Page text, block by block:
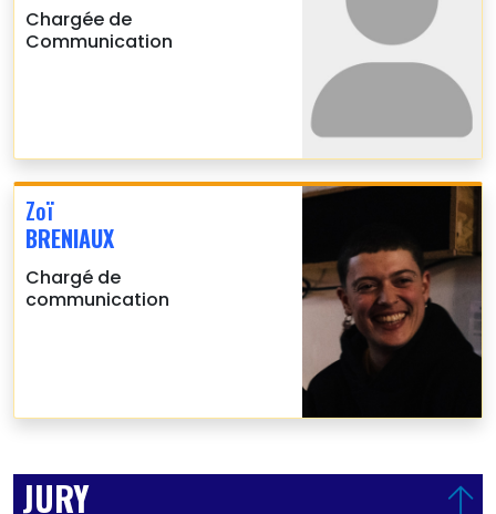
Chargée de
Communication
Zoï
BRENIAUX
Chargé de
communication
JURY